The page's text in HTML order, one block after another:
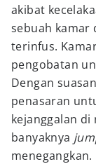
akibat
sebuah kamar
terinfus.
pengobatan
Dengan
penasaran
kejanggalan
banyaknya
menegangkan.